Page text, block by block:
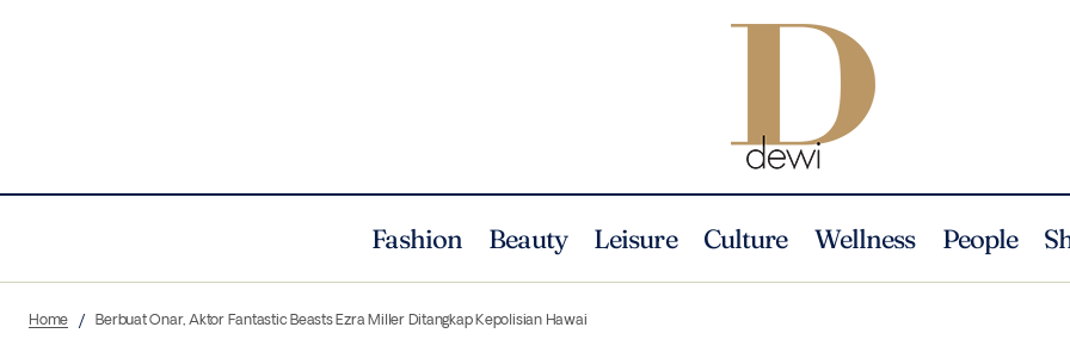
Fashion Beauty Leisure Culture Wellness People
5 Ide Kegiatan Amal untuk Sesama di
Bulan Ramadan
People Profile Berbuat Onar, Aktor Fantastic Beasts Ezra Miller Ditangkap
Home Berbuat Onar, Aktor Fantastic Beasts Ezra Miller Ditangkap Kepolisian Hawai